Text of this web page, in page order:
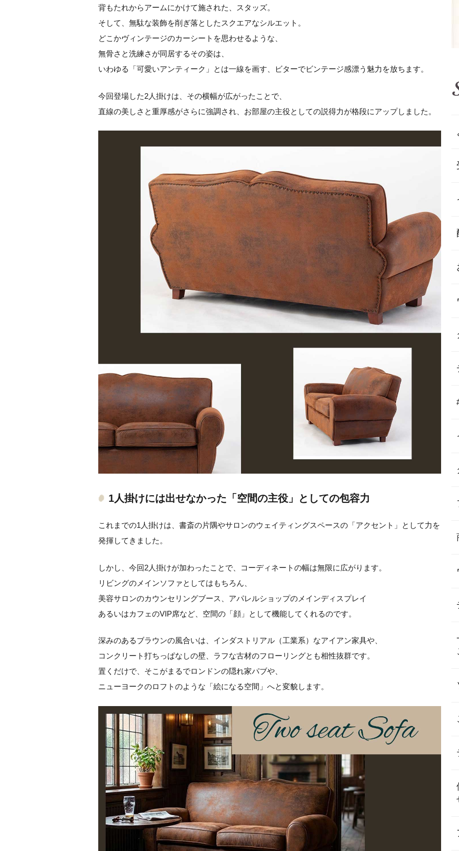
背もたれからアームにかけて施された、スタッズ。
そして、無駄な装飾を削ぎ落としたスクエアなシルエット。
どこかヴィンテージのカーシートを思わせるような、
無骨さと洗練さが同居するその姿は、
いわゆる「可愛いアンティーク」とは一線を画す、ビターでビンテージ感漂う魅力を放ちます。
今回登場した2人掛けは、その横幅が広がったことで、
直線の美しさと重厚感がさらに強調され、お部屋の主役としての説得力が格段にアップしました。
1人掛けには出せなかった「空間の主役」としての包容力
これまでの1人掛けは、書斎の片隅やサロンのウェイティングスペースの「アクセント」として力を
発揮してきました。
しかし、今回2人掛けが加わったことで、コーディネートの幅は無限に広がります。
リビングのメインソファとしてはもちろん、
美容サロンのカウンセリングブース、アパレルショップのメインディスプレイ
あるいはカフェのVIP席など、空間の「顔」として機能してくれるのです。
深みのあるブラウンの風合いは、インダストリアル（工業系）なアイアン家具や、
コンクリート打ちっぱなしの壁、ラフな古材のフローリングとも相性抜群です。
置くだけで、そこがまるでロンドンの隠れ家パブや、
ニューヨークのロフトのような「絵になる空間」へと変貌します。